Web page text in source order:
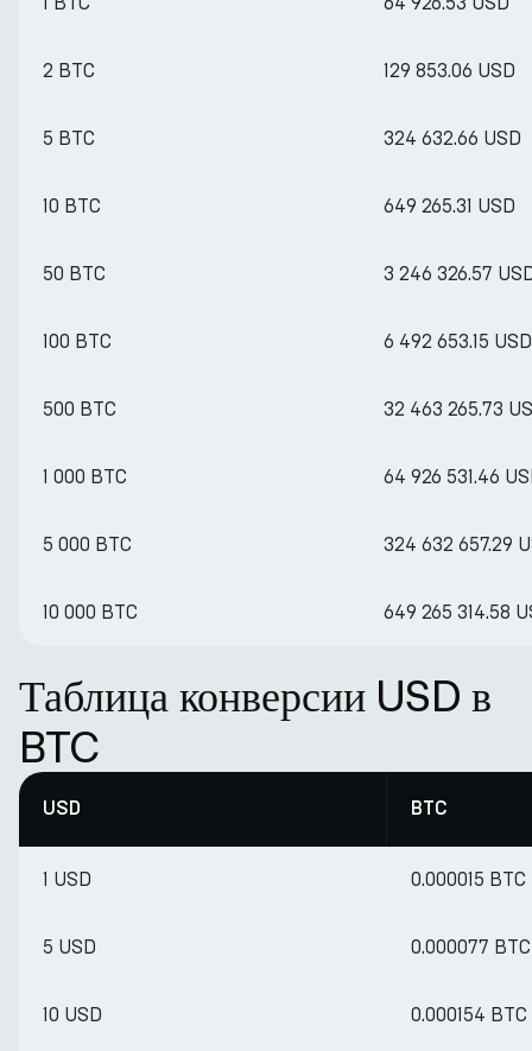
2 BTC 129 853.06 USD
5 BTC 324 632.66 USD
10 BTC 649 265.31 USD
50 BTC 3 246 326.57
100 BTC 6 492 653.15 USD
500 BTC 32 463 265.73
1 000 BTC 64 926 531.46
5 000 BTC 324 632 657.29
10 000 BTC 649 265 314.58
Таблица конверсии USD в
BTC
USD BTC
1 USD 0.000015 BTC
5 USD 0.000077 BTC
10 USD 0.000154 BTC